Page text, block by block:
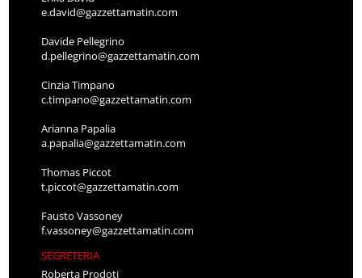
e.david@gazzettamatin.com
Davide Pellegrino
d.pellegrino@gazzettamatin.com
Cinzia Timpano
c.timpano@gazzettamatin.com
Arianna Papalia
a.papalia@gazzettamatin.com
Thomas Piccot
t.piccot@gazzettamatin.com
Fausto Vassoney
f.vassoney@gazzettamatin.com
SEGRETERIA
Roberta Prodoti